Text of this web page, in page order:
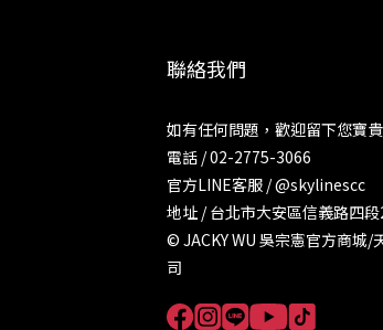
聯絡我們
如有任何問題，歡迎留下您寶
電話 / 02-2775-3066
官方LINE客服 /@skylinescc
地址 / 台北市大安區信義路四
© JACKY WU 吳宗憲官方商城/
司